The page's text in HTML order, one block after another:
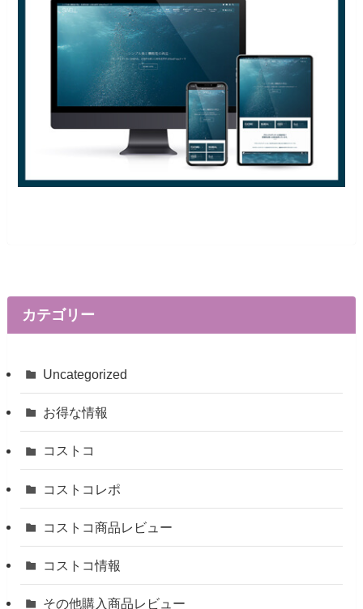
カテゴリー
Uncategorized
お得な情報
コストコ
コストコレポ
コストコ商品レビュー
コストコ情報
その他購入商品レビュー